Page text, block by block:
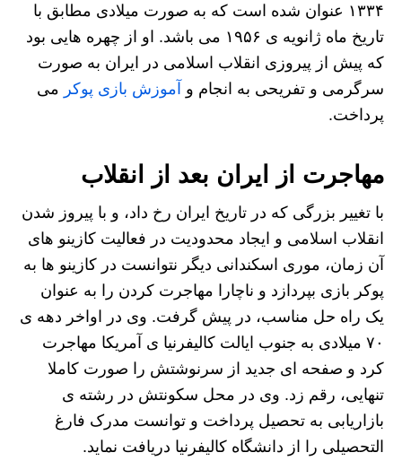
۱۳۳۴ عنوان شده است که به صورت میلادی مطابق با
تاریخ ماه ژانویه ی ۱۹۵۶ می باشد. او از چهره هایی بود
که پیش از پیروزی انقلاب اسلامی در ایران به صورت
سرگرمی و تفریحی به انجام و آموزش بازی پوکر می
پرداخت.
مهاجرت از ایران بعد از انقلاب
با تغییر بزرگی که در تاریخ ایران رخ داد، و با پیروز شدن
انقلاب اسلامی و ایجاد محدودیت در فعالیت کازینو های
آن زمان، موری اسکندانی دیگر نتوانست در کازینو ها به
پوکر بازی بپردازد و ناچارا مهاجرت کردن را به عنوان
یک راه حل مناسب، در پیش گرفت. وی در اواخر دهه ی
۷۰ میلادی به جنوب ایالت کالیفرنیا ی آمریکا مهاجرت
کرد و صفحه ای جدید از سرنوشتش را صورت کاملا
تنهایی، رقم زد. وی در محل سکونتش در رشته ی
بازاریابی به تحصیل پرداخت و توانست مدرک فارغ
التحصیلی را از دانشگاه کالیفرنیا دریافت نماید.